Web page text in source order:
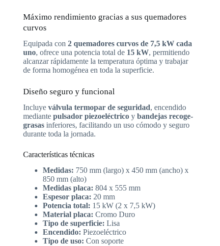
Máximo rendimiento gracias a sus quemadores
curvos
Equipada con 2 quemadores curvos de 7,5 kW cada
uno, ofrece una potencia total de 15 kW, permitiendo
alcanzar rápidamente la temperatura óptima y trabajar
de forma homogénea en toda la superficie.
Diseño seguro y funcional
Incluye válvula termopar de seguridad, encendido
mediante pulsador piezoeléctricoy bandejas recoge-
grasasinferiores, facilitando un uso cómodo y seguro
durante toda la jornada.
Características técnicas
Medidas: 750 mm (largo) x 450 mm (ancho) x
850 mm (alto)
Medidas placa: 804 x 555 mm
Espesor placa: 20 mm
Potencia total: 15 kW (2 x 7,5 kW)
Material placa: Cromo Duro
Tipo de superficie: Lisa
Encendido: Piezoeléctrico
Tipo de uso: Con soporte